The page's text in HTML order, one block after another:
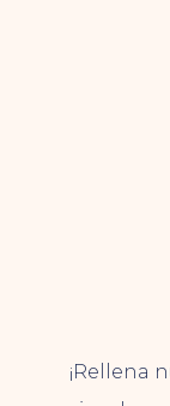
¡Rellena